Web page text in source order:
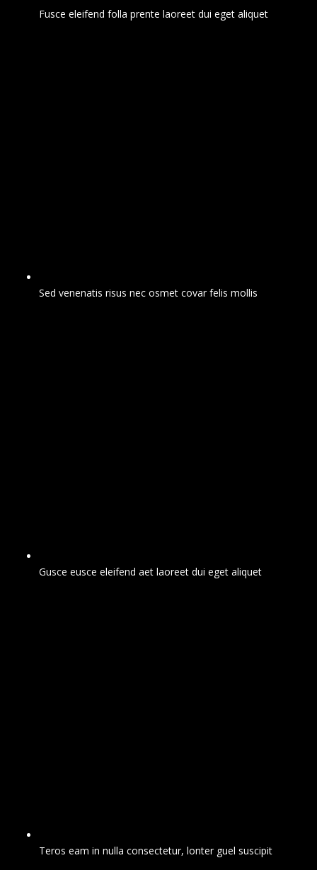
Fusce eleifend folla prente laoreet dui eget aliquet
Sed venenatis risus nec osmet covar felis mollis
Gusce eusce eleifend aet laoreet dui eget aliquet
Teros eam in nulla consectetur, lonter guel suscipit